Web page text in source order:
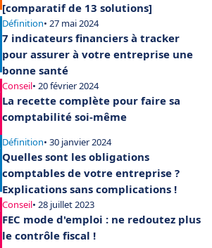
[comparatif de 13 solutions]
Définition• 27 mai 2024
7 indicateurs financiers à tracker
pour assurer à votre entreprise une
bonne santé
Conseil• 20 février 2024
La recette complète pour faire sa
comptabilité soi-même
Définition• 30 janvier 2024
Quelles sont les obligations
comptables de votre entreprise ?
Explications sans complications !
Conseil• 28 juillet 2023
FEC mode d'emploi : ne redoutez plus
le contrôle fiscal !